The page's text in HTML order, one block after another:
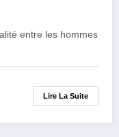
entre les hommes
Lire La Suite